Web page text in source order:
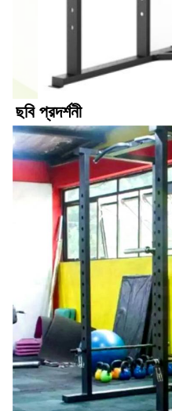
ছবি প্রদর্শনী